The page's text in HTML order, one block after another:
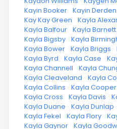
· Kayin Booker · Kayin Derden
· Kay Kay Green · Kayla
· Kayla Balfour · Kayla Barnett
· Kayla Bigsby · Kayla
· Kayla Bower · Kayla Briggs ·
· Kayla Byrd · Kayla Case ·
· Kayla Channell · Kayla
· Kayla Cleaveland · Kayla
· Kayla Collins · Kayla Cooper
· Kayla Cross · Kayla Davis ·
· Kayla Duane · Kayla Dunlap ·
· Kayla Fekel · Kayla Flory ·
· Kayla Gaynor · Kayla